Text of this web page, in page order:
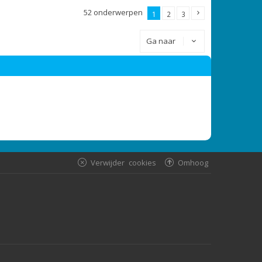
52 onderwerpen 1 2 3
Ga naar
Omhoog
Verwijder cookies